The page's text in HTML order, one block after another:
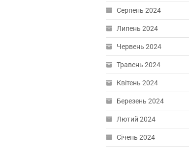
Серпень 2024
Липень 2024
Червень 2024
Травень 2024
Квітень 2024
Березень 2024
Лютий 2024
Січень 2024